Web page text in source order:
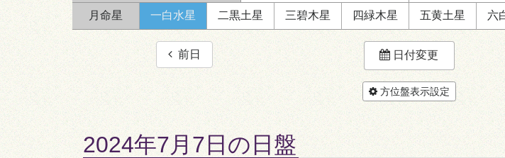
月命星 一白水星 二黒土星 三碧木星 四緑木星 五黄土星 六
前日 日付変更
方位盤表示設定
2024年7月7日の日盤